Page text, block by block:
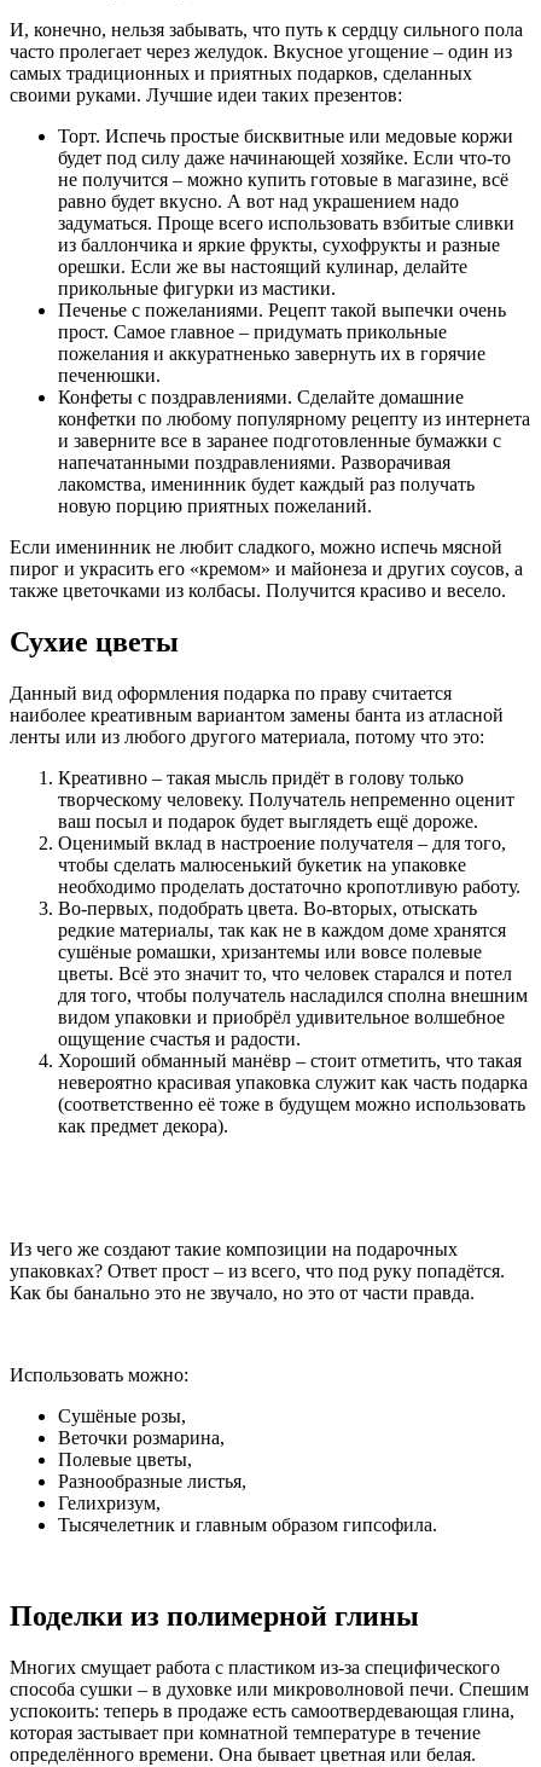
И, конечно, нельзя забывать, что путь к сердцу сильного пола
часто пролегает через желудок. Вкусное угощение – один из
самых традиционных и приятных подарков, сделанных
своими руками. Лучшие идеи таких презентов:
Торт. Испечь простые бисквитные или медовые коржи
будет под силу даже начинающей хозяйке. Если что-то
не получится – можно купить готовые в магазине, всё
равно будет вкусно. А вот над украшением надо
задуматься. Проще всего использовать взбитые сливки
из баллончика и яркие фрукты, сухофрукты и разные
орешки. Если же вы настоящий кулинар, делайте
прикольные фигурки из мастики.
Печенье с пожеланиями. Рецепт такой выпечки очень
прост. Самое главное – придумать прикольные
пожелания и аккуратненько завернуть их в горячие
печенюшки.
Конфеты с поздравлениями. Сделайте домашние
конфетки по любому популярному рецепту из интернета
и заверните все в заранее подготовленные бумажки с
напечатанными поздравлениями. Разворачивая
лакомства, именинник будет каждый раз получать
новую порцию приятных пожеланий.
Если именинник не любит сладкого, можно испечь мясной
пирог и украсить его «кремом» и майонеза и других соусов, а
также цветочками из колбасы. Получится красиво и весело.
Сухие цветы
Данный вид оформления подарка по праву считается
наиболее креативным вариантом замены банта из атласной
ленты или из любого другого материала, потому что это:
Креативно – такая мысль придёт в голову только
творческому человеку. Получатель непременно оценит
ваш посыл и подарок будет выглядеть ещё дороже.
Оценимый вклад в настроение получателя – для того,
чтобы сделать малюсенький букетик на упаковке
необходимо проделать достаточно кропотливую работу.
Во-первых, подобрать цвета. Во-вторых, отыскать
редкие материалы, так как не в каждом доме хранятся
сушёные ромашки, хризантемы или вовсе полевые
цветы. Всё это значит то, что человек старался и потел
для того, чтобы получатель насладился сполна внешним
видом упаковки и приобрёл удивительное волшебное
ощущение счастья и радости.
Хороший обманный манёвр – стоит отметить, что такая
невероятно красивая упаковка служит как часть подарка
(соответственно её тоже в будущем можно использовать
как предмет декора).
Из чего же создают такие композиции на подарочных
упаковках? Ответ прост – из всего, что под руку попадётся.
Как бы банально это не звучало, но это от части правда.
Использовать можно:
Сушёные розы,
Веточки розмарина,
Полевые цветы,
Разнообразные листья,
Гелихризум,
Тысячелетник и главным образом гипсофила.
Поделки из полимерной глины
Многих смущает работа с пластиком из-за специфического
способа сушки – в духовке или микроволновой печи. Спешим
успокоить: теперь в продаже есть самоотвердевающая глина,
которая застывает при комнатной температуре в течение
определённого времени. Она бывает цветная или белая.